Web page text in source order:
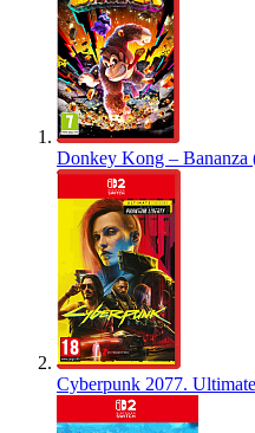
Donkey Kong –
Cyberpunk 2077.